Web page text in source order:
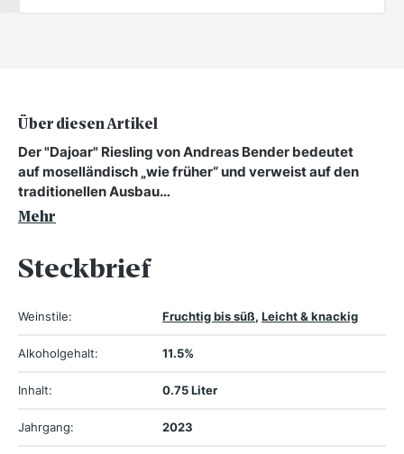
Über diesen Artikel
Der "Dajoar" Riesling von Andreas Bender bedeutet
auf moselländisch „wie früher“ und verweist auf den
traditionellen Ausbau…
Mehr
Steckbrief
Weinstile: Fruchtig bis süß, Leicht & knackig
Alkoholgehalt: 11.5%
Inhalt: 0.75 Liter
Jahrgang: 2023